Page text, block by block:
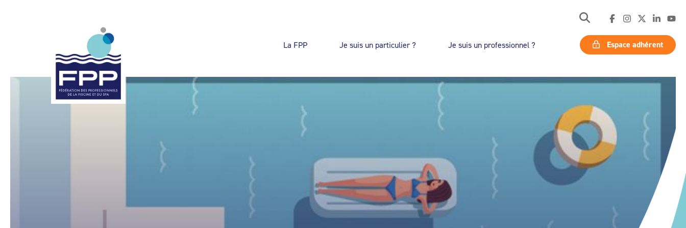
La FPP Je suis un particulier ? Je suis un professionnel ? Espace adhérent